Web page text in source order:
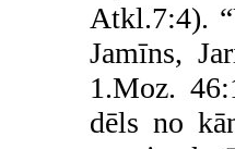
Atkl.7:4).
Jamīns,
1.Moz.
dēls no